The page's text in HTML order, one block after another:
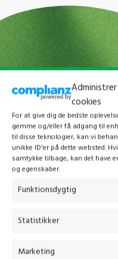
cookies
For at give dig de bedste
gemme og/eller få adgang til
til disse teknologier, kan vi
unikke ID'er på dette websted.
samtykke tilbage, kan det have
og egenskaber.
Funktionsdygtig
Statistikker
Marketing